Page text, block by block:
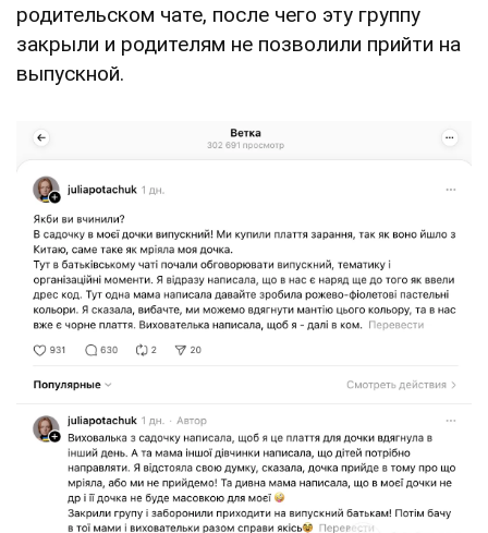
родительском чате, после чего эту группу
закрыли и родителям не позволили прийти на
выпускной.